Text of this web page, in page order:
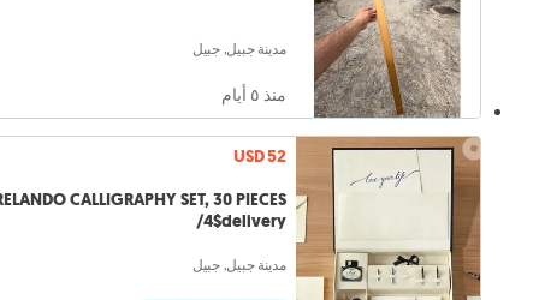
مدينة جبيل, جبيل
منذ ٥ أيام
USD 52
CALLIGRAPHY SET, 30 PIECES
/4$delivery
مدينة جبيل, جبيل